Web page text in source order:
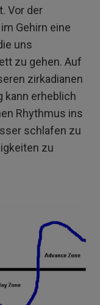
Vor der
Gehirn eine
uns
zu gehen. Auf
zirkadianen
kann erheblich
Rhythmus ins
schlafen zu
zu